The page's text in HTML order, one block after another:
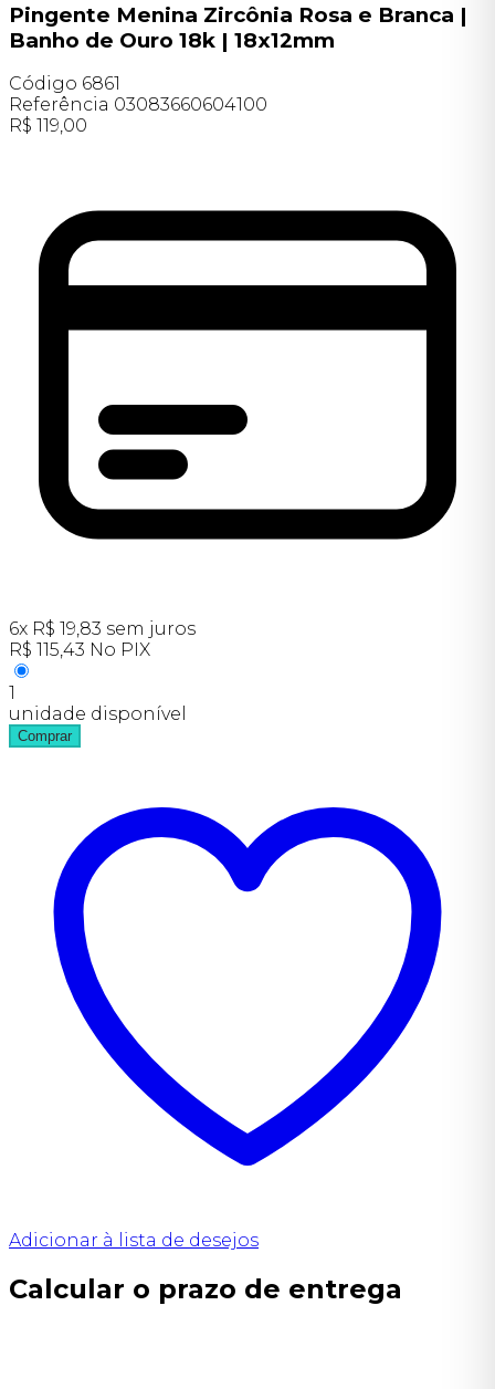
Pingente Menina Zircônia Rosa e Branca |
Banho de Ouro 18k | 18x12mm
Código 6861
Referência 03083660604100
R$ 119,00
6x R$ 19,83 sem juros
R$ 115,43 No PIX
1
unidade disponível
Comprar
Adicionar à lista de desejos
Calcular o prazo de entrega